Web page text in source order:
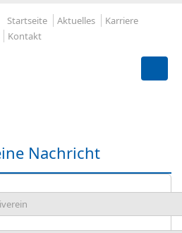
Startseite Aktuelles
Karriere
Kontakt
Nachricht